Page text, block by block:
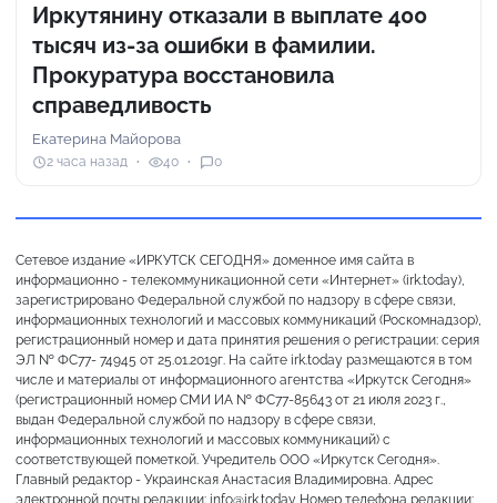
Иркутянину отказали в выплате 400
тысяч из-за ошибки в фамилии.
Прокуратура восстановила
справедливость
Екатерина Майорова
2 часа назад 40 0
Сетевое издание «ИРКУТСК СЕГОДНЯ» доменное имя сайта в
информационно - телекоммуникационной сети «Интернет» (irk.today),
зарегистрировано Федеральной службой по надзору в сфере связи,
информационных технологий и массовых коммуникаций (Роскомнадзор),
регистрационный номер и дата принятия решения о регистрации: серия
ЭЛ № ФС77- 74945 от 25.01.2019г. На сайте irk.today размещаются в том
числе и материалы от информационного агентства «Иркутск Сегодня»
(регистрационный номер СМИ ИА № ФС77-85643 от 21 июля 2023 г.,
выдан Федеральной службой по надзору в сфере связи,
информационных технологий и массовых коммуникаций) с
соответствующей пометкой. Учредитель ООО «Иркутск Сегодня».
Главный редактор - Украинская Анастасия Владимировна. Адрес
электронной почты редакции: info@irk.today Номер телефона редакции: